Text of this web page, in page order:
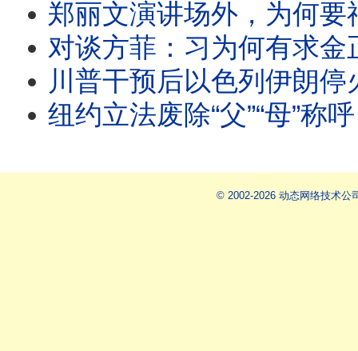
郑丽文演讲场外，为何要福青帮保护？在
对谈方菲：习为何有求金正恩？唯恐朝倒向俄
川普干预后以色列伊朗停火，革命卫
纽约立法废除“父”“母”称呼；新泽西反ICE暴乱背后的组织；加州选
© 2002-2026 动态网络技术公